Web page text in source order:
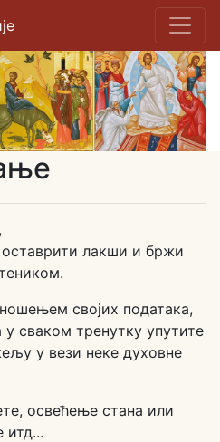
лакши и бржи
својих података,
сваком тренутку упутите
у вези неке духовне
освећење стана или
итд...